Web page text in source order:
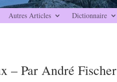
Autres Articles Dictionnaire
– Par André Fischer